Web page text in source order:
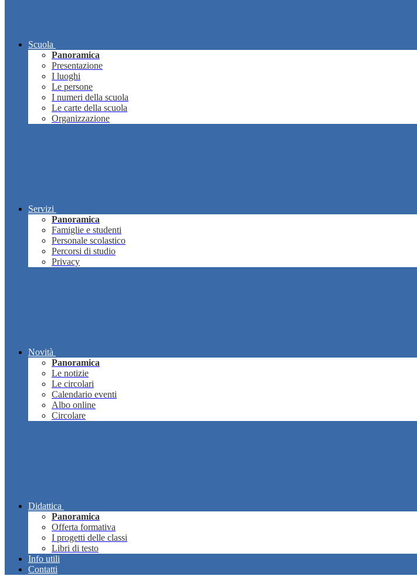
Scuola
Panoramica
Presentazione
I luoghi
Le persone
I numeri della scuola
Le carte della scuola
Organizzazione
Servizi
Panoramica
Famiglie e studenti
Personale scolastico
Percorsi di studio
Privacy
Novità
Panoramica
Le notizie
Le circolari
Calendario eventi
Albo online
Circolare
Didattica
Panoramica
Offerta formativa
I progetti delle classi
Libri di testo
Info utili
Contatti